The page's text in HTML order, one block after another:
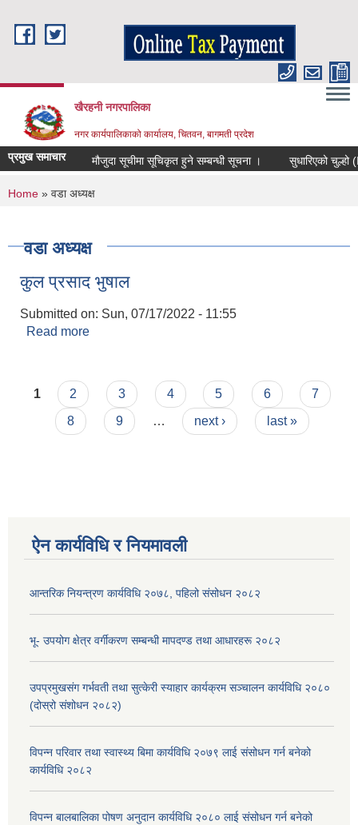
खैरहनी नगरपालिका
नगर कार्यपालिकाको कार्यालय, चितवन, बागमती प्रदेश
प्रमुख समाचार मौजुदा सूचीमा सूचिकृत हुने सम्बन्धी सूचना । सुधारिएको चुल्हो
You are here
Home » वडा अध्यक्ष
वडा अध्यक्ष
कुल प्रसाद भुषाल
Submitted on: Sun, 07/17/2022 - 11:55
Read more
Pages
1 2 3 4 5 6
7
8
9 … next › last »
ऐन कार्यविधि र नियमावली
आन्तरिक नियन्त्रण कार्यविधि २०७८, पहिलो संसोधन २०८२
भू- उपयोग क्षेत्र वर्गीकरण सम्बन्धी मापदण्ड तथा आधारहरू २०८२
उपप्रमुखसंग गर्भवती तथा सुत्केरी स्याहार कार्यक्रम सञ्चालन कार्यविधि २०८०
(दोस्रो संशोधन २०८२)
विपन्न परिवार तथा स्वास्थ्य बिमा कार्यविधि २०७९ लाई संसोधन गर्न बनेको
कार्यविधि २०८२
विपन्न बालबालिका पोषण अनुदान कार्यविधि २०८० लाई संसोधन गर्न बनेको